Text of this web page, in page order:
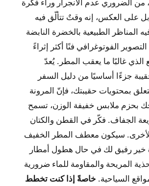
على العكس، إنه وقتٌ تتألّق فيه
المناظر الطبيعية بالخضرة النابضة
الفوتوغرافي فنًا أكثر إثراءً
غالبًا ما يعقب المطر. يُعدّ
جزءًا أساسيًا من دليل السفر
بمحتويات حقيبتك، فإنّ المرونة
بحزم ملابس خفيفة الوزن، تسمح
الجفاف. فكّر في القطن والكتان
الأخرى. سيكون معطف المطر الخفيف
خير رفيق لك في حال هطول أمطار
المريحة والمقاومة للماء ضرورية
السياحية. خاصةً إذا كنت تخطط